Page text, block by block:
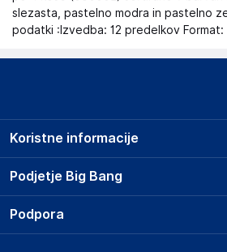
slezasta, pastelno modra in pastelno
podatki :Izvedba: 12 predelkov Format:
Podjetje Big Bang
O podjetju
Koristne informacije
Prodajna mesta
Storitve
Dostava, vnos in odvoz
Podpora